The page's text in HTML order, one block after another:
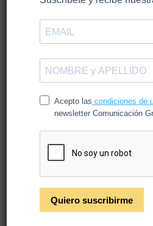
Integra el gran
campañas
5 de mayo de 2021 / enCG
Leer más